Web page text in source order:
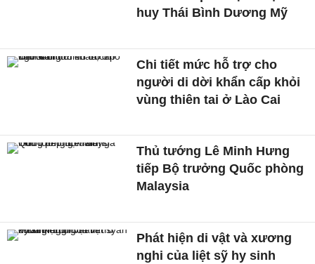
huy Thái Bình Dương Mỹ
Chi tiết mức hỗ trợ cho
người di dời khẩn cấp khỏi
vùng thiên tai ở Lào Cai
Thủ tướng Lê Minh Hưng
tiếp Bộ trưởng Quốc phòng
Malaysia
Phát hiện di vật và xương
nghi của liệt sỹ hy sinh